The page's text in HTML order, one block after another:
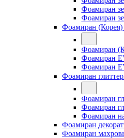
Фоамиран
Фоамиран
Фоамиран (Корея)
Фоамиран
Фоамиран
Фоамиран
Фоамиран
Фоамиран
Фоамиран
Фоамиран
Фоамиран
Фоамиран